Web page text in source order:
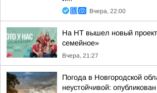
Вчера, 22:00
На НТ вышел новый
семейное»
Вчера, 21:27
Погода в Новгородской
неустойчивой: